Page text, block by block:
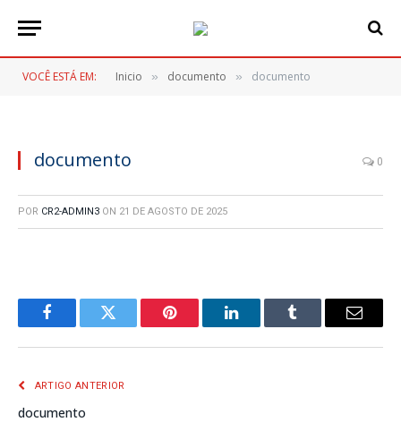
VOCÊ ESTÁ EM: Inicio » documento » documento
documento 0
POR CR2-ADMIN3 ON 21 DE AGOSTO DE 2025
FacebookTwitter Pinterest LinkedInTumblr
E-
ARTIGO ANTERIOR
documento